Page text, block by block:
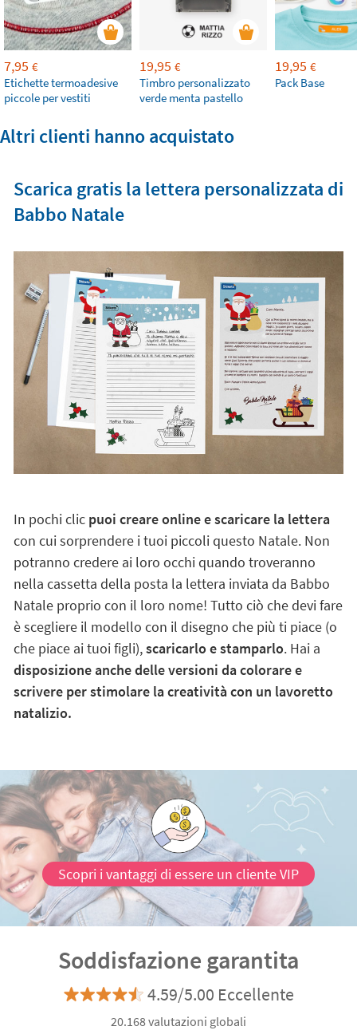
7,95 €
Etichette termoadesive
piccole per vestiti
19,95 €
Timbro personalizzato
verde menta pastello
19,95 €
Pack Base
Altri clienti hanno acquistato
Scarica gratis la lettera personalizzata di
Babbo Natale
In pochi clic puoi creare online e scaricare la lettera
con cui sorprendere i tuoi piccoli questo Natale. Non
potranno credere ai loro occhi quando troveranno
nella cassetta della posta la lettera inviata da Babbo
Natale proprio con il loro nome! Tutto ciò che devi fare
è scegliere il modello con il disegno che più ti piace (o
che piace ai tuoi figli),scaricarlo e stamparlo. Hai a
disposizione anche delle versioni da colorare e
scrivere per stimolare la creatività con un lavoretto
natalizio.
Scopri i vantaggi di essere un cliente VIP
Soddisfazione garantita
4.59/5.00 Eccellente
20.168 valutazioni globali